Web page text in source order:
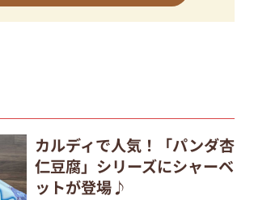
カルディで人気！「パンダ杏
仁豆腐」シリーズにシャーベ
ットが登場♪